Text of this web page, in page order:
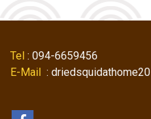
Tel : 094-6659456
E-Mail :